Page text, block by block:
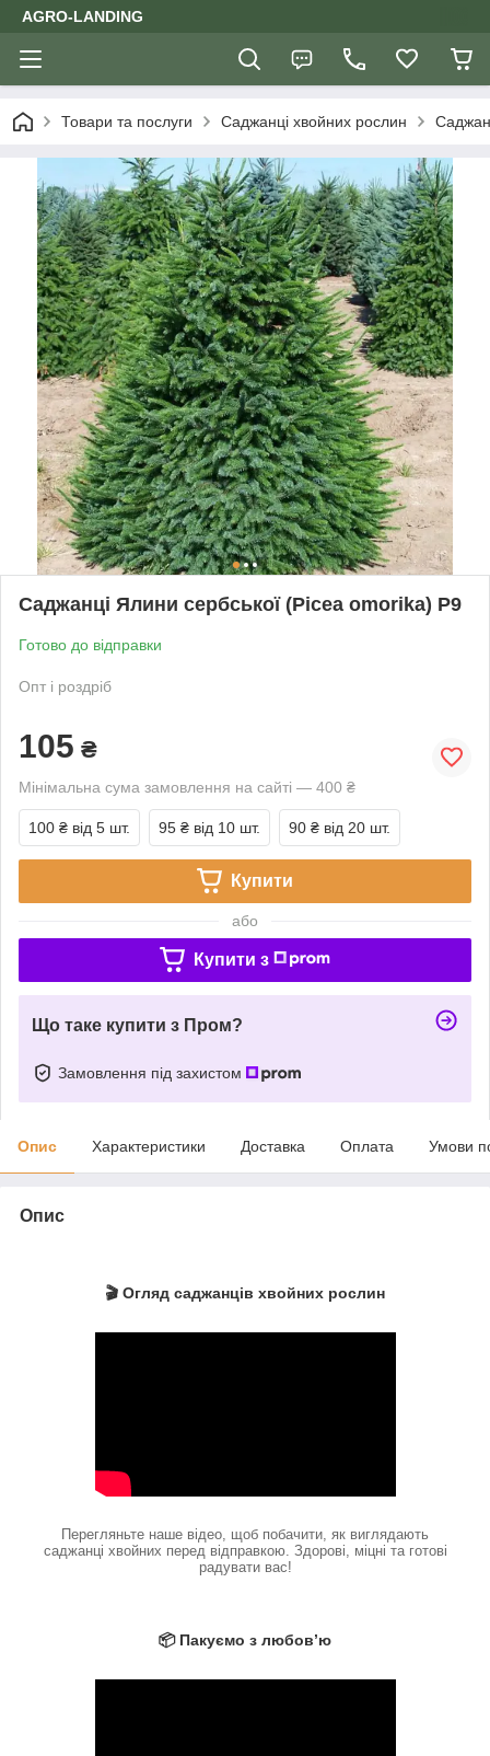
AGRO-LANDING
Товари та послуги Саджанці хвойних рослин
Саджанці Ялини сербської (Picea omorika) Р9
Готово до відправки
Опт і роздріб
105 ₴
Мінімальна сума замовлення на сайті — 400 ₴
100 ₴ від 5 шт. 95 ₴ від 10 шт. 90 ₴ від 20 шт.
Купити
або
Купити з
Що таке купити з Пром?
Замовлення під захистом
Опис Характеристики Доставка Оплата Умови
Опис
🎬 Огляд саджанців хвойних рослин
Перегляньте наше відео, щоб побачити, як виглядають
саджанці хвойних перед відправкою. Здорові, міцні та готові
радувати вас!
📦 Пакуємо з любов’ю